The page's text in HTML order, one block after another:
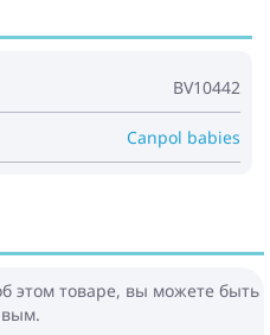
BV10442
Canpol babies
этом товаре, вы можете быть